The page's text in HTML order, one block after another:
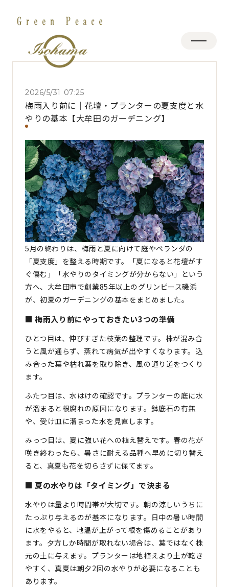
2026/5/31 07:25
梅雨入り前に｜花壇・プランターの夏支度と水
やりの基本【大牟田のガーデニング】
5月の終わりは、梅雨と夏に向けて庭やベランダの
「夏支度」を整える時期です。「夏になると花壇がす
ぐ傷む」「水やりのタイミングが分からない」という
方へ、大牟田市で創業85年以上のグリンピース磯浜
が、初夏のガーデニングの基本をまとめました。
■ 梅雨入り前にやっておきたい3つの準備
ひとつ目は、伸びすぎた枝葉の整理です。株が混み合
うと風が通らず、蒸れて病気が出やすくなります。込
み合った葉や枯れ葉を取り除き、風の通り道をつくり
ます。
ふたつ目は、水はけの確認です。プランターの底に水
が溜まると根腐れの原因になります。鉢底石の有無
や、受け皿に溜まった水を見直します。
みっつ目は、夏に強い花への植え替えです。春の花が
咲き終わったら、暑さに耐える品種へ早めに切り替え
ると、真夏も花を切らさずに保てます。
■ 夏の水やりは「タイミング」で決まる
水やりは量より時間帯が大切です。朝の涼しいうちに
たっぷり与えるのが基本になります。日中の暑い時間
に水をやると、地温が上がって根を傷めることがあり
ます。夕方しか時間が取れない場合は、葉ではなく株
元の土に与えます。プランターは地植えより土が乾き
やすく、真夏は朝夕2回の水やりが必要になることも
あります。